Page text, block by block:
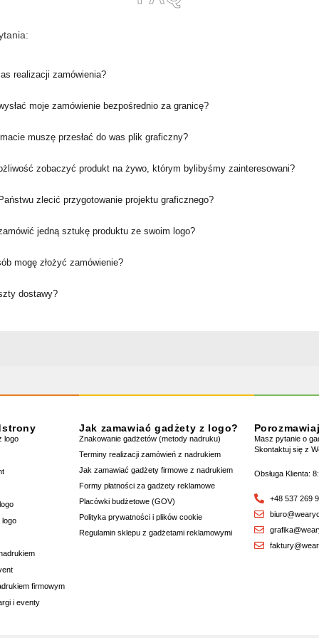
realizacji zamówienia?
moje zamówienie bezpośrednio za granicę?
muszę przesłać do was plik graficzny?
zobaczyć produkt na żywo, którym bylibyśmy zainteresowani?
zlecić przygotowanie projektu graficznego?
jedną sztukę produktu ze swoim logo?
mogę złożyć zamówienie?
dostawy?
logo
logo
firmowym
i eventy
Jak zamawiać gadżety z logo?
Znakowanie gadżetów (metody nadruku)
Terminy realizacji zamówień z nadrukiem
Jak zamawiać gadżety firmowe z nadrukiem
Formy płatności za gadżety reklamowe
Placówki budżetowe (GOV)
Polityka prywatności i plików cookie
Regulamin sklepu z gadżetami reklamowymi
Masz pytanie o
Skontaktuj się z
Obsługa Klienta:
+48 537 269